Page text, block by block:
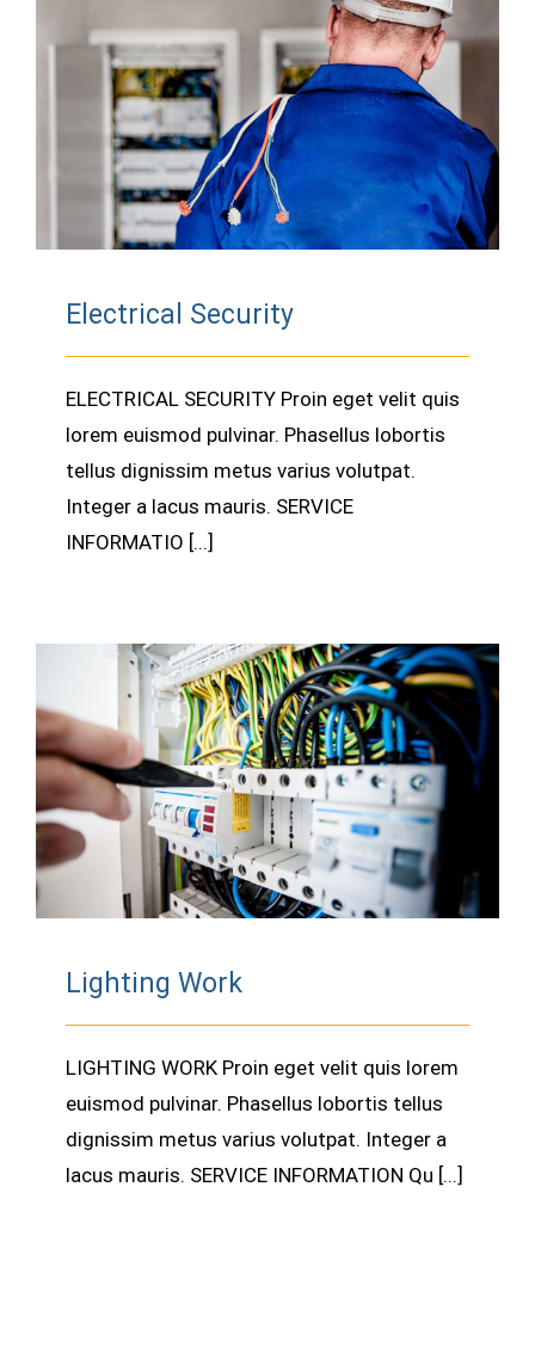
Electrical Security
Electrical Security
ELECTRICAL SECURITY Proin eget velit quis
lorem euismod pulvinar. Phasellus lobortis
tellus dignissim metus varius volutpat.
Integer a lacus mauris. SERVICE
INFORMATIO [...]
Lighting Work
Lighting Work
LIGHTING WORK Proin eget velit quis lorem
euismod pulvinar. Phasellus lobortis tellus
dignissim metus varius volutpat. Integer a
lacus mauris. SERVICE INFORMATION Qu [...]